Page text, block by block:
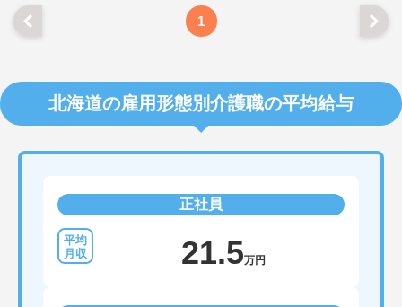
1
北海道の雇用形態別介護職の平均給与
正社員
21.5万円